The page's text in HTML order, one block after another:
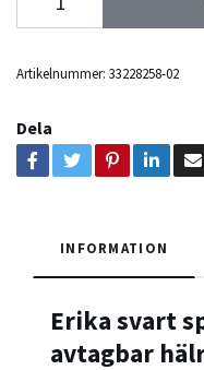
Artikelnummer: 33228258-02
Dela
INFORMATION
Erika svart
avtagbar